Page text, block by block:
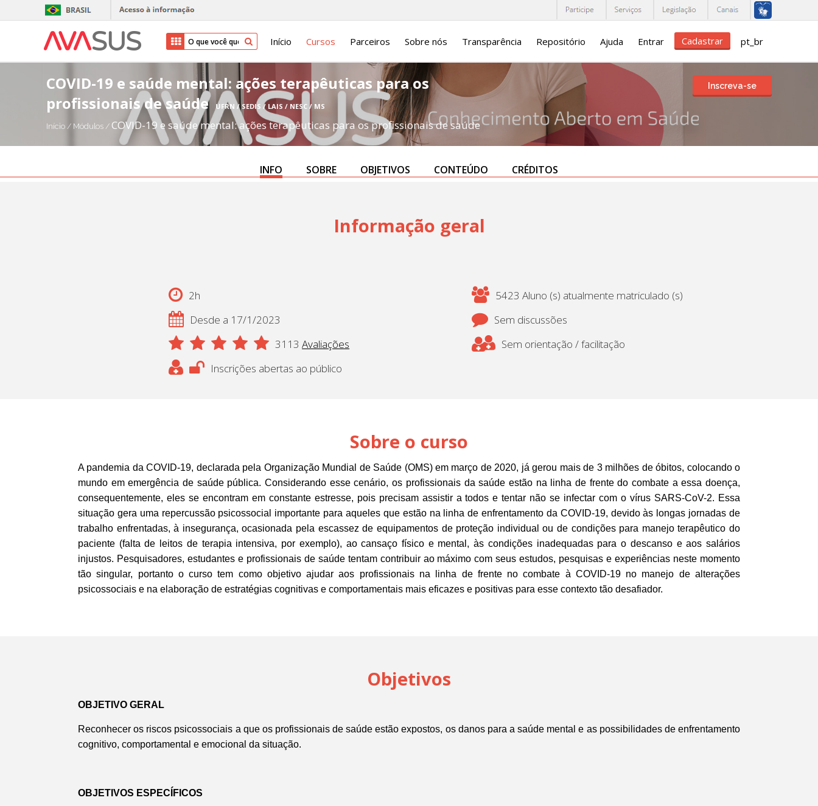
Início Cursos Parceiros Sobre nós Transparência Repositório Ajuda Entrar Cadastrar pt_br
COVID-19 e saúde mental: ações terapêuticas para os
profissionais de saúde UFRN / SEDIS / LAIS / NESC / MS
Início / Módulos/ COVID-19 e saúde mental: ações terapêuticas para os profissionais de saúde
Inscreva-se
INFO SOBRE OBJETIVOS CONTEÚDO CRÉDITOS
Informação geral
2h
5423 Aluno (s) atualmente matriculado (s)
Desde a 17/1/2023
Sem discussões
3113 Avaliações
Sem orientação / facilitação
Inscrições abertas ao público
Sobre o curso
A pandemia da COVID-19, declarada pela Organização Mundial de Saúde (OMS) em março de 2020, já gerou mais de 3 milhões de óbitos, colocando o
mundo em emergência de saúde pública. Considerando esse cenário, os profissionais da saúde estão na linha de frente do combate a essa doença,
consequentemente, eles se encontram em constante estresse, pois precisam assistir a todos e tentar não se infectar com o vírus SARS-CoV-2. Essa
situação gera uma repercussão psicossocial importante para aqueles que estão na linha de enfrentamento da COVID-19, devido às longas jornadas de
trabalho enfrentadas, à insegurança, ocasionada pela escassez de equipamentos de proteção individual ou de condições para manejo terapêutico do
paciente (falta de leitos de terapia intensiva, por exemplo), ao cansaço físico e mental, às condições inadequadas para o descanso e aos salários
injustos. Pesquisadores, estudantes e profissionais de saúde tentam contribuir ao máximo com seus estudos, pesquisas e experiências neste momento
tão singular, portanto o curso tem como objetivo ajudar aos profissionais na linha de frente no combate à COVID-19 no manejo de alterações
psicossociais e na elaboração de estratégias cognitivas e comportamentais mais eficazes e positivas para esse contexto tão desafiador.
Objetivos
OBJETIVO GERAL
Reconhecer os riscos psicossociais a que os profissionais de saúde estão expostos, os danos para a saúde mental e as possibilidades de enfrentamento
cognitivo, comportamental e emocional da situação.
OBJETIVOS ESPECÍFICOS